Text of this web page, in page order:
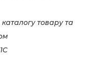
товару та